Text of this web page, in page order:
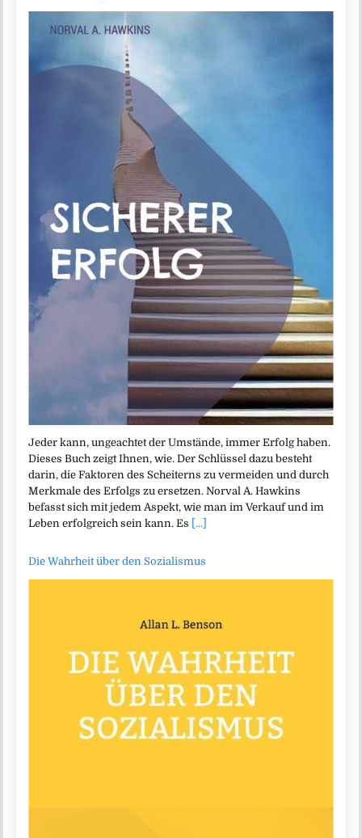
Jeder kann, ungeachtet der Umstände, immer Erfolg haben.
Dieses Buch zeigt Ihnen, wie. Der Schlüssel dazu besteht
darin, die Faktoren des Scheiterns zu vermeiden und durch
Merkmale des Erfolgs zu ersetzen. Norval A. Hawkins
befasst sich mit jedem Aspekt, wie man im Verkauf und im
Leben erfolgreich sein kann. Es [...]
Die Wahrheit über den Sozialismus